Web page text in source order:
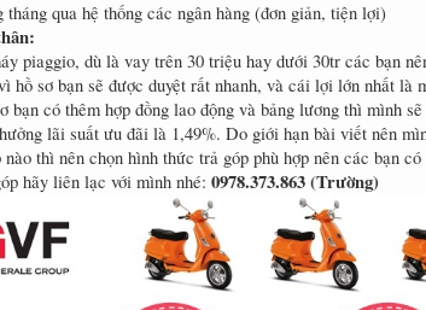
tháng qua hệ thống các ngân hàng (đơn giản, tiện lợi)
piaggio, dù là vay trên 30 triệu hay dưới 30tr các bạn
hồ sơ bạn sẽ được duyệt rất nhanh, và cái lợi lớn nhất là
bạn có thêm hợp đồng lao động và bảng lương thì mình
lãi suất ưu đãi là 1,49%. Do giới hạn bài viết nên
thì nên chọn hình thức trả góp phù hợp nên các bạn có
hãy liên lạc với mình nhé: 0978.373.863 (Trường)